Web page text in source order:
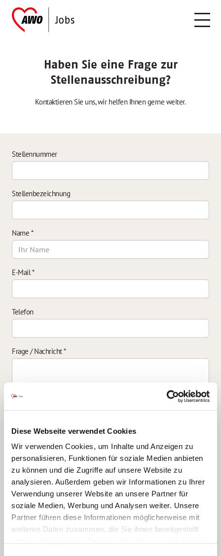
Diese Webseite verwendet Cookies
Wir verwenden Cookies, um Inhalte und Anzeigen zu
personalisieren, Funktionen für soziale Medien anbieten
zu können und die Zugriffe auf unsere Website zu
analysieren. Außerdem geben wir Informationen zu Ihrer
Verwendung unserer Website an unsere Partner für
soziale Medien, Werbung und Analysen weiter. Unsere
Partner führen diese Informationen möglicherweise mit
weiteren Daten zusammen, die Sie ihnen bereitgestellt
Haben Sie eine Frage zur
Stellenausschreibung?
Kontaktieren Sie uns, wir helfen Ihnen gerne weiter.
Stellennummer
Stellenbezeichnung
Name *
E-Mail*
Telefon
Frage / Nachricht*
Ich bin damit einverstanden, dass meine personenbezogenen Daten
ausschließlich zum Zweck der Durchführung der Kontaktanfrage
verarbeitet, auf IT- Systemen der Garitz Bewirtschaftungsbetriebe
GmbH, Heinrich-von-Kleist-Straße 2, 97688 Bad Kissingen
(Betreiber) gespeichert und an die für das Stellenangebot
verantwortliche Stelle zur Kontaktaufnahme weitergegeben
werden.
Diese Einwilligungserklärung kann ich jederzeit gegenüber dem